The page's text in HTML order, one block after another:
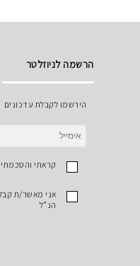
הרשמה לניוזלטר
הירשמו לקבלת עדכונים
קראתי והסכמתי לתנאים
אני מאשר/ת קבלת
הנ"ל